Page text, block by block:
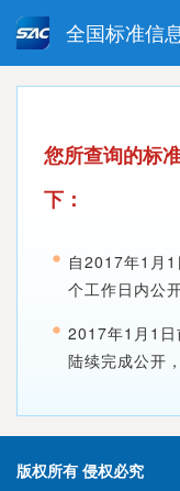
全国标准信
强制性国家标
指导性技术文
您所查询的标
下：
自2017年1月
个工作日内公
2017年1月1
陆续完成公开
版权所有 侵权必究